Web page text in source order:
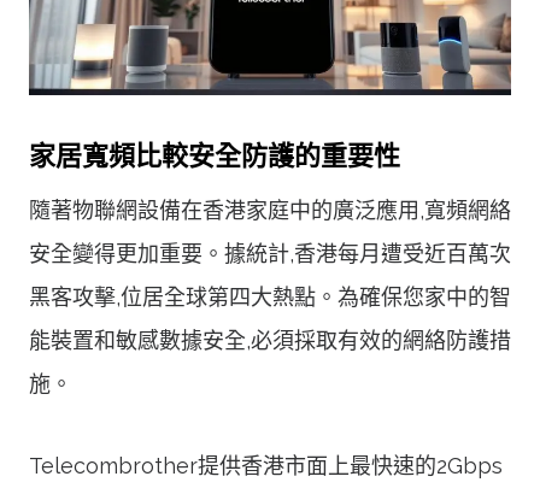
家居寬頻比較安全防護的重要性
隨著物聯網設備在香港家庭中的廣泛應用,寬頻網絡
安全變得更加重要。據統計,香港每月遭受近百萬次
黑客攻擊,位居全球第四大熱點。為確保您家中的智
能裝置和敏感數據安全,必須採取有效的網絡防護措
施。
Telecombrother提供香港市面上最快速的2Gbps